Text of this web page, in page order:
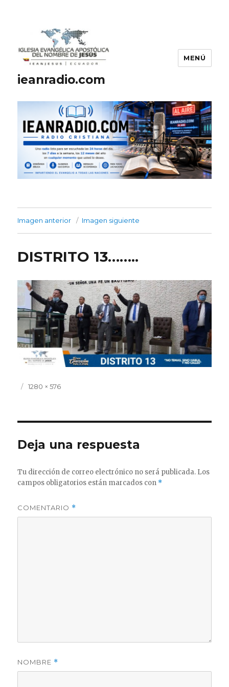
ieanradio.com
MENÚ
Imagen anterior Imagen siguiente
DISTRITO 13……..
Publicado
Tamaño
1280 × 576
Deja una respuesta
Tu dirección de correo electrónico no será publicada. Los
campos obligatorios están marcados con *
COMENTARIO *
NOMBRE *